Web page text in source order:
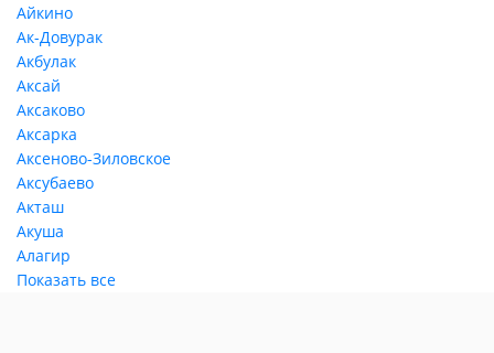
Айкино
Ак-Довурак
Акбулак
Аксай
Аксаково
Аксарка
Аксеново-Зиловское
Аксубаево
Акташ
Акуша
Алагир
Показать все